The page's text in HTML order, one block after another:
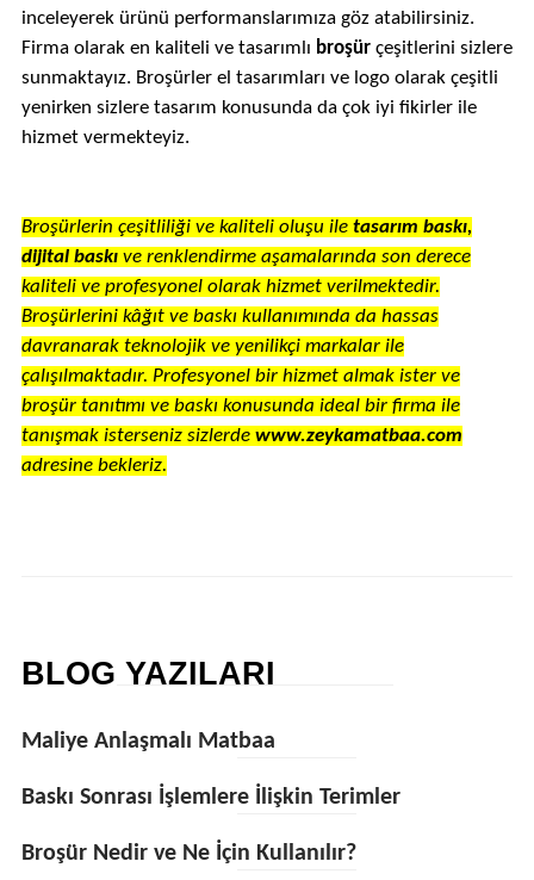
inceleyerek ürünü performanslarımıza göz atabilirsiniz.
Firma olarak en kaliteli ve tasarımlı broşür çeşitlerini sizlere
sunmaktayız. Broşürler el tasarımları ve logo olarak çeşitli
yenirken sizlere tasarım konusunda da çok iyi fikirler ile
hizmet vermekteyiz.
Broşürlerin çeşitliliği ve kaliteli oluşu ile tasarım baskı,
dijital baskıve renklendirme aşamalarında son derece
kaliteli ve profesyonel olarak hizmet verilmektedir.
Broşürlerini kâğıt ve baskı kullanımında da hassas
davranarak teknolojik ve yenilikçi markalar ile
çalışılmaktadır. Profesyonel bir hizmet almak ister ve
broşür tanıtımı ve baskı konusunda ideal bir firma ile
tanışmak isterseniz sizlerde www.zeykamatbaa.com
adresine bekleriz.
BLOG YAZILARI
Maliye Anlaşmalı Matbaa
Baskı Sonrası İşlemlere İlişkin Terimler
Broşür Nedir ve Ne İçin Kullanılır?